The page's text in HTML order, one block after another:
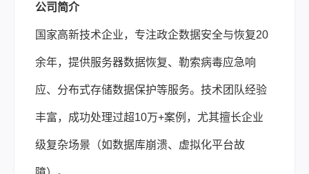
公司简介
国家高新技术企业，专注政企数据安全与恢复20
余年，提供服务器数据恢复、勒索病毒应急响
应、分布式存储数据保护等服务。技术团队经验
丰富，成功处理过超10万+案例，尤其擅长企业
级复杂场景（如数据库崩溃、虚拟化平台故